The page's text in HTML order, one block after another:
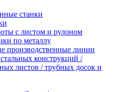
станки
с листом и рулоном
по металлу
производственные линии
конструкций /
листов / трубных досок и